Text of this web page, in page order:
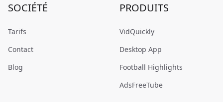
SOCIÉTÉ
Tarifs
Contact
Blog
PRODUITS
VidQuickly
Desktop App
Football Highlights
AdsFreeTube